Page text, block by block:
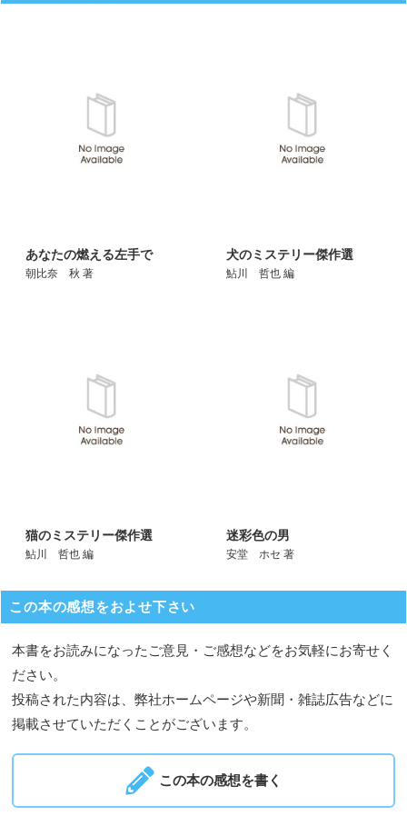
あなたの燃える左手で
朝比奈 秋 著
犬のミステリー傑作選
鮎川 哲也 編
猫のミステリー傑作選
鮎川 哲也 編
迷彩色の男
安堂 ホセ 著
この本の感想をおよせ下さい
本書をお読みになったご意見・ご感想などをお気軽にお寄せく
ださい。
投稿された内容は、弊社ホームページや新聞・雑誌広告などに
掲載させていただくことがございます。
この本の感想を書く